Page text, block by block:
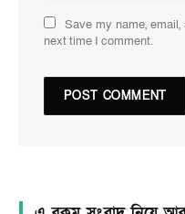
Save my name,
next time I comment.